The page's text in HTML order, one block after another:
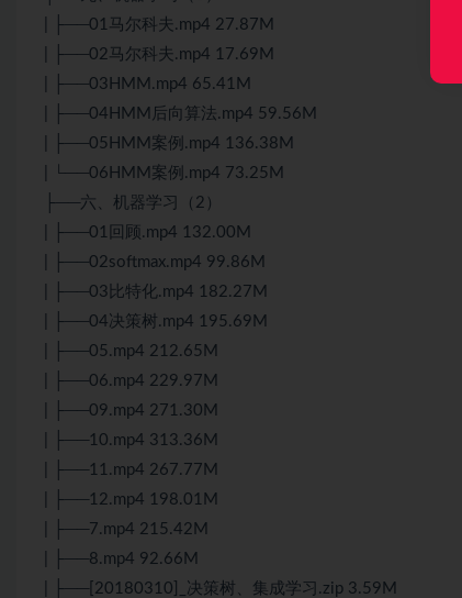
| ├──01马尔科夫.mp4 27.87M
| ├──02马尔科夫.mp4 17.69M
| ├──03HMM.mp4 65.41M
| ├──04HMM后向算法.mp4 59.56M
| ├──05HMM案例.mp4 136.38M
| └──06HMM案例.mp4 73.25M
├──六、机器学习（2）
| ├──01回顾.mp4 132.00M
| ├──02softmax.mp4 99.86M
| ├──03比特化.mp4 182.27M
| ├──04决策树.mp4 195.69M
| ├──05.mp4 212.65M
| ├──06.mp4 229.97M
| ├──09.mp4 271.30M
| ├──10.mp4 313.36M
| ├──11.mp4 267.77M
| ├──12.mp4 198.01M
| ├──7.mp4 215.42M
| ├──8.mp4 92.66M
| ├──[20180310]_决策树、集成学习.zip 3.59M